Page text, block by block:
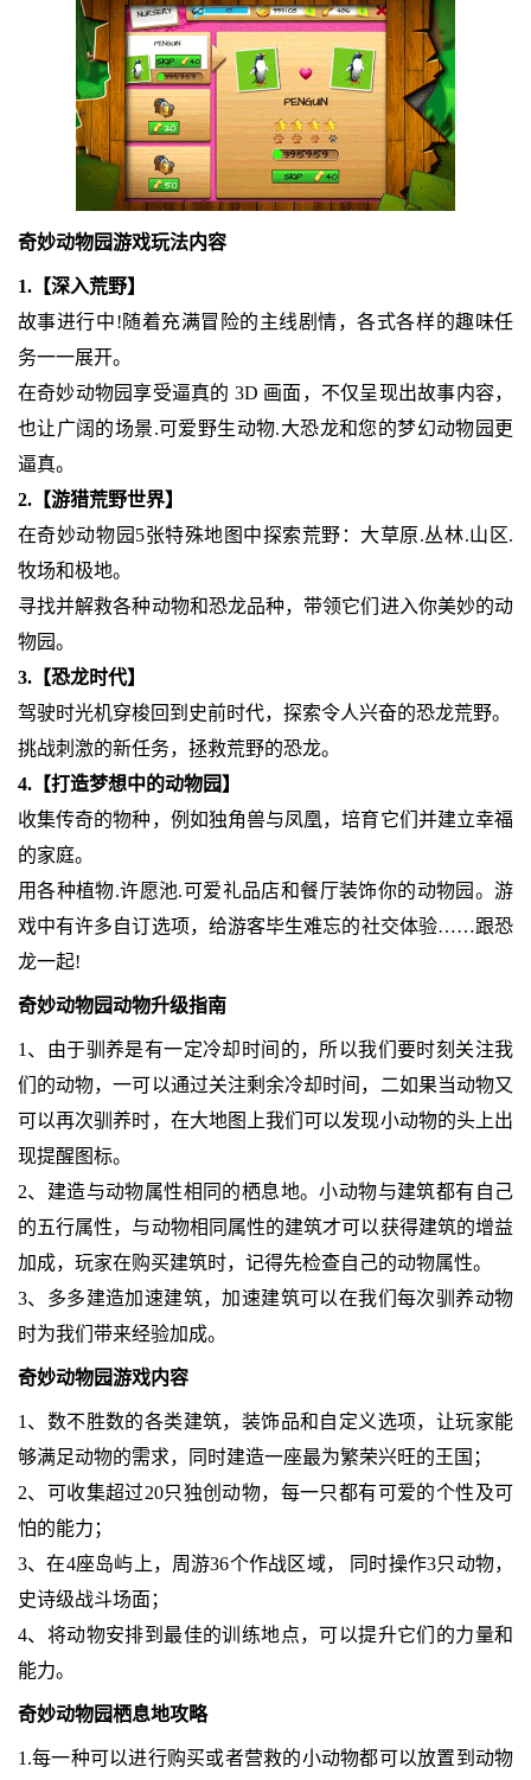
奇妙动物园游戏玩法内容
1.【深入荒野】
故事进行中!随着充满冒险的主线剧情，各式各样的趣味任
务一一展开。
在奇妙动物园享受逼真的 3D 画面，不仅呈现出故事内容，
也让广阔的场景.可爱野生动物.大恐龙和您的梦幻动物园更
逼真。
2.【游猎荒野世界】
在奇妙动物园5张特殊地图中探索荒野：大草原.丛林.山区.
牧场和极地。
寻找并解救各种动物和恐龙品种，带领它们进入你美妙的动
物园。
3.【恐龙时代】
驾驶时光机穿梭回到史前时代，探索令人兴奋的恐龙荒野。
挑战刺激的新任务，拯救荒野的恐龙。
4.【打造梦想中的动物园】
收集传奇的物种，例如独角兽与凤凰，培育它们并建立幸福
的家庭。
用各种植物.许愿池.可爱礼品店和餐厅装饰你的动物园。游
戏中有许多自订选项，给游客毕生难忘的社交体验……跟恐
龙一起!
奇妙动物园动物升级指南
1、由于驯养是有一定冷却时间的，所以我们要时刻关注我
们的动物，一可以通过关注剩余冷却时间，二如果当动物又
可以再次驯养时，在大地图上我们可以发现小动物的头上出
现提醒图标。
2、建造与动物属性相同的栖息地。小动物与建筑都有自己
的五行属性，与动物相同属性的建筑才可以获得建筑的增益
加成，玩家在购买建筑时，记得先检查自己的动物属性。
3、多多建造加速建筑，加速建筑可以在我们每次驯养动物
时为我们带来经验加成。
奇妙动物园游戏内容
1、数不胜数的各类建筑，装饰品和自定义选项，让玩家能
够满足动物的需求，同时建造一座最为繁荣兴旺的王国；
2、可收集超过20只独创动物，每一只都有可爱的个性及可
怕的能力；
3、在4座岛屿上，周游36个作战区域， 同时操作3只动物，
史诗级战斗场面；
4、将动物安排到最佳的训练地点，可以提升它们的力量和
能力。
奇妙动物园栖息地攻略
1.每一种可以进行购买或者营救的小动物都可以放置到动物